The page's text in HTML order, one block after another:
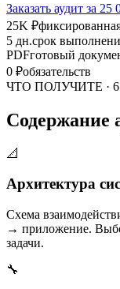
Заказать аудит за 25
25K ₽
5 дн.срок
PDFготовый
0 ₽обязательств
ЧТО ПОЛУЧИТЕ ·
Содержание
📐
Архитектура
Схема
→ приложение.
задачи.
🔧